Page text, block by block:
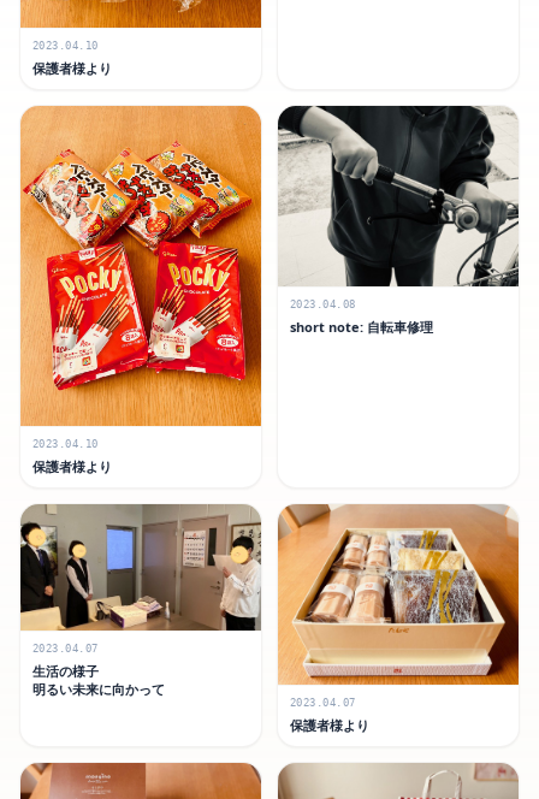
2023.04.10
保護者様より
2023.04.10
保護者様より
2023.04.08
short note: 自転車修理
2023.04.07
生活の様子
明るい未来に向かって
2023.04.07
保護者様より